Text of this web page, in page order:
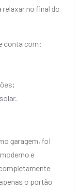
no final do
conta com:
garagem, foi
e
o portão